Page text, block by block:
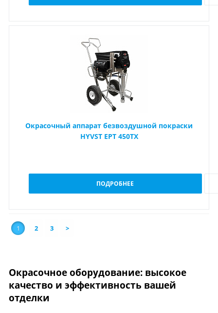
Окрасочный аппарат безвоздушной покраски
HYVST EPT 450TX
ПОДРОБНЕЕ
1 2 3 >
Окрасочное оборудование: высокое
качество и эффективность вашей
отделки